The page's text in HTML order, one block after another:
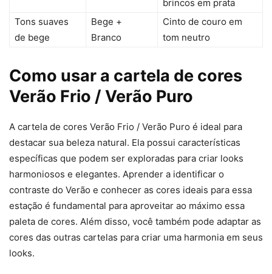
brincos em prata
Tons suaves
de bege
Bege +
Branco
Cinto de couro em
tom neutro
Como usar a cartela de cores
Verão Frio / Verão Puro
A cartela de cores Verão Frio / Verão Puro é ideal para
destacar sua beleza natural. Ela possui características
específicas que podem ser exploradas para criar looks
harmoniosos e elegantes. Aprender a identificar o
contraste do Verão e conhecer as cores ideais para essa
estação é fundamental para aproveitar ao máximo essa
paleta de cores. Além disso, você também pode adaptar as
cores das outras cartelas para criar uma harmonia em seus
looks.